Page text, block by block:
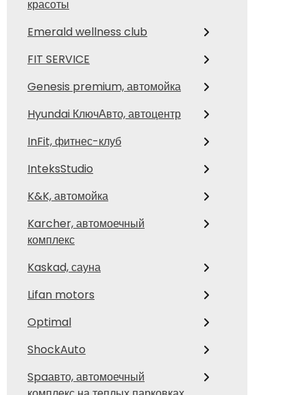
красоты
Emerald wellness club
FIT SERVICE
Genesis premium, автомойка
Hyundai КлючАвто, автоцентр
InFit, фитнес-клуб
InteksStudio
K&K, автомойка
Karcher, автомоечный
комплекс
Kaskad, сауна
Lifan motors
Optimal
ShockAuto
Spaавто, автомоечный